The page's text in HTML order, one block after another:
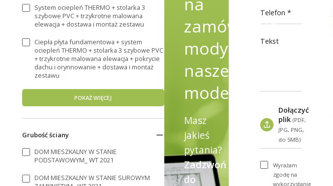
System ociepleń THERMO + stolarka 3
szybowe PVC + trzykrotne malowana
elewacja + dostawa i montaż zestawu
Ciepła płyta fundamentowa + system
ociepleń THERMO + stolarka 3 szybowe PVC
+ trzykrotne malowana elewacja + pokrycie
dachu i orynnowanie + dostawa i montaż
zestawu
POKAŻ WIĘCEJ
Grubość ściany
DOM MIESZKALNY W STANIE
PODSTAWOWYM_ WT 2021
DOM MIESZKALNY W STANIE SUROWYM
zamówienie,
modyfikując
nasze
modele
Masz
jakieś
pytania?
Zadzwoń
do
Telefon
Tekst
Dołączyć
plik(PDF,
JPG, PNG,
do 5MB)
Wyrażam
zgodę na
wykorzystanie